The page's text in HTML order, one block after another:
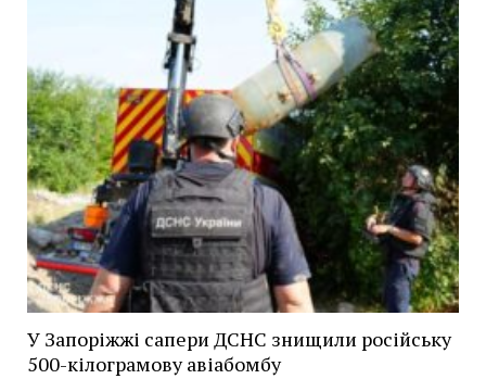
У Запоріжжі сапери ДСНС знищили російську
500-кілограмову авіабомбу